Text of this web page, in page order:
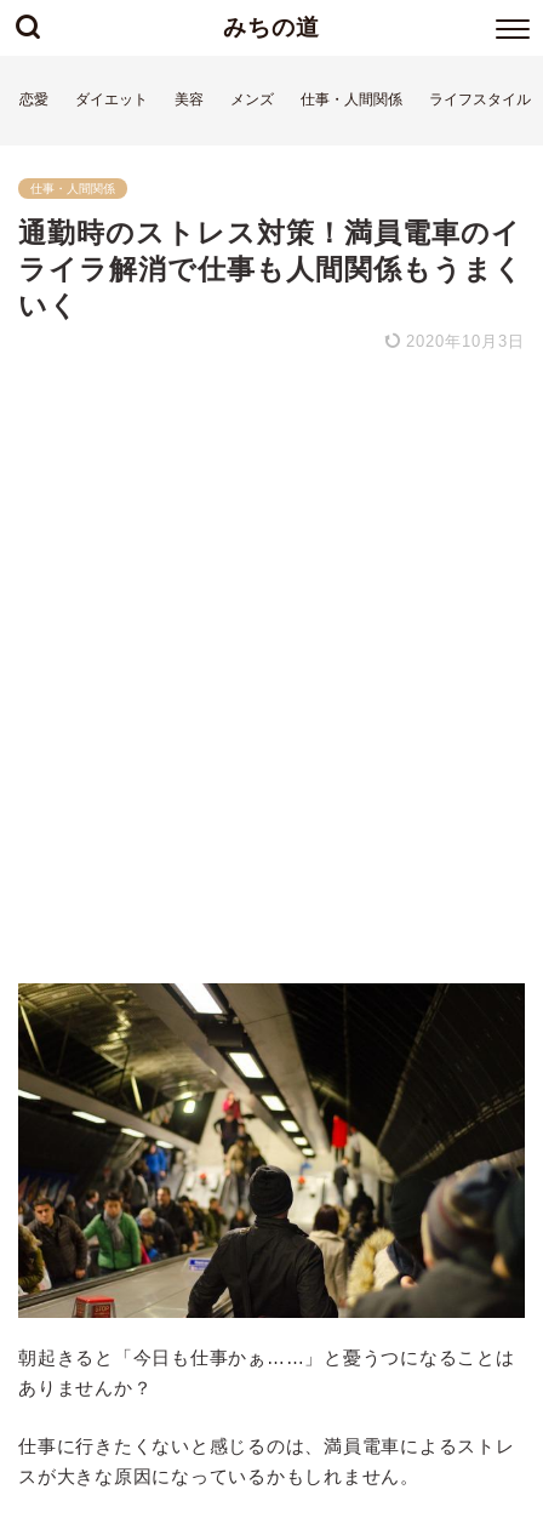
みちの道
恋愛 ダイエット 美容 メンズ 仕事・人間関係 ライフスタイル
仕事・人間関係
通勤時のストレス対策！満員電車のイ
ライラ解消で仕事も人間関係もうまく
いく
2020年10月3日
朝起きると「今日も仕事かぁ……」と憂うつになることは
ありませんか？
仕事に行きたくないと感じるのは、満員電車によるストレ
スが大きな原因になっているかもしれません。